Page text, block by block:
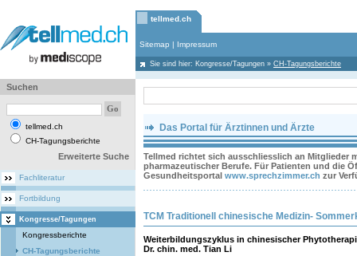
tellmed.ch
Sitemap | Impressum
Sie sind hier: Kongresse/Tagungen » CH-Tagungsberichte
Suchen
tellmed.ch
CH-Tagungsberichte
Erweiterte Suche
Fachliteratur
Fortbildung
Kongresse/Tagungen
Kongressberichte
CH-Tagungsberichte
Das Portal für Ärztinnen und Ärzte
Tellmed richtet sich ausschliesslich an Mitglieder
pharmazeutischer Berufe. Für Patienten und die
Gesundheitsportal www.sprechzimmer.ch zur
TCM Traditionell chinesische Medizin-
Weiterbildungszyklus in chinesischer
Dr. chin. med. Tian Li